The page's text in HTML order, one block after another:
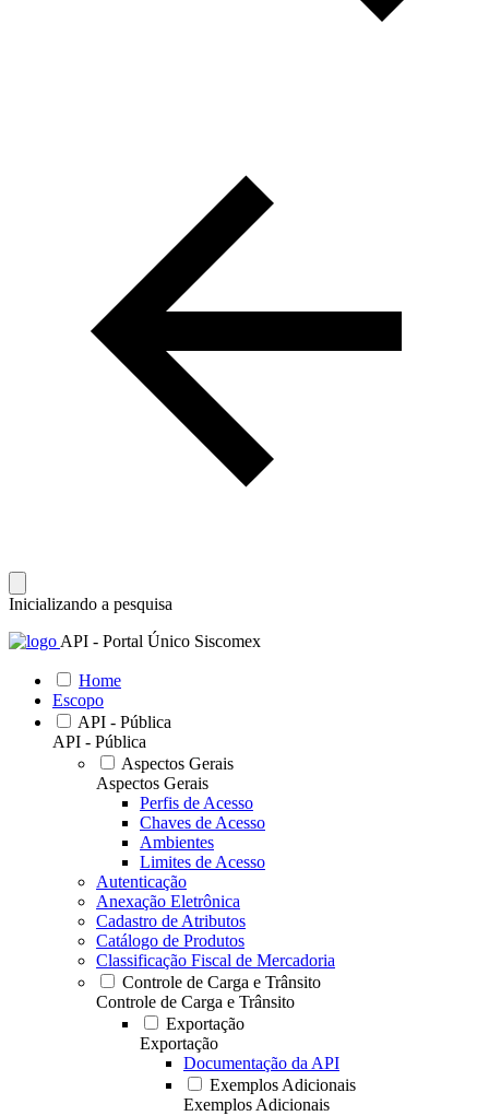
Inicializando a pesquisa
API - Portal Único Siscomex
Home
Escopo
API - Pública
API - Pública
Aspectos Gerais
Aspectos Gerais
Perfis de Acesso
Chaves de Acesso
Ambientes
Limites de Acesso
Autenticação
Anexação Eletrônica
Cadastro de Atributos
Catálogo de Produtos
Classificação Fiscal de Mercadoria
Controle de Carga e Trânsito
Controle de Carga e Trânsito
Exportação
Exportação
Documentação da API
Exemplos Adicionais
Exemplos Adicionais